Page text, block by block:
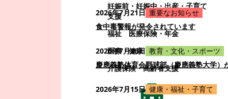
妊娠前・妊娠中・出産・子育て
支援
福祉
医療保険・年金
医療・健康
介護保険・高齢者支援
2026年7月21日 重要なお知らせ
食中毒警報が発令されています
2026年7月16日 教育・文化・スポーツ
慶應義塾体育会野球部（慶應義塾大学）
2026年7月15日 健康・福祉・子育て